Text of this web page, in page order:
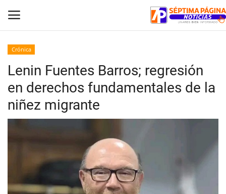
Inicio
Crónica
Policial
Deporte
Crónica
Lenin Fuentes Barros; regresión
en derechos fundamentales de la
niñez migrante